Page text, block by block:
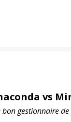
vs
bon gestionnaire